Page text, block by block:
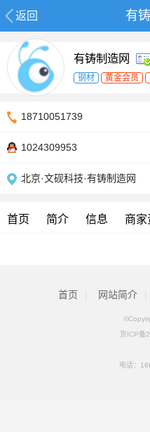
返回 有
有铸制造网
钢材 黄金会员
18710051739
1024309953
北京·文砚科技·有铸制造网
首页 简介 信息 商家
首页 网站简介
京ICP备
电话：